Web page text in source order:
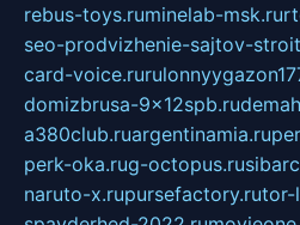
rebus-toys.ruminelab-msk.ru
seo-prodvizhenie-sajtov-
card-voice.ru
domizbrusa-9x12spb.ru
a380club.ruargentinamia.ru
perk-oka.rug-octopus.ru
naruto-x.rupursefactory.rutor-